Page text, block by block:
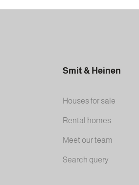
Smit & Heinen
Houses for sale
Rental homes
Meet our team
Search query